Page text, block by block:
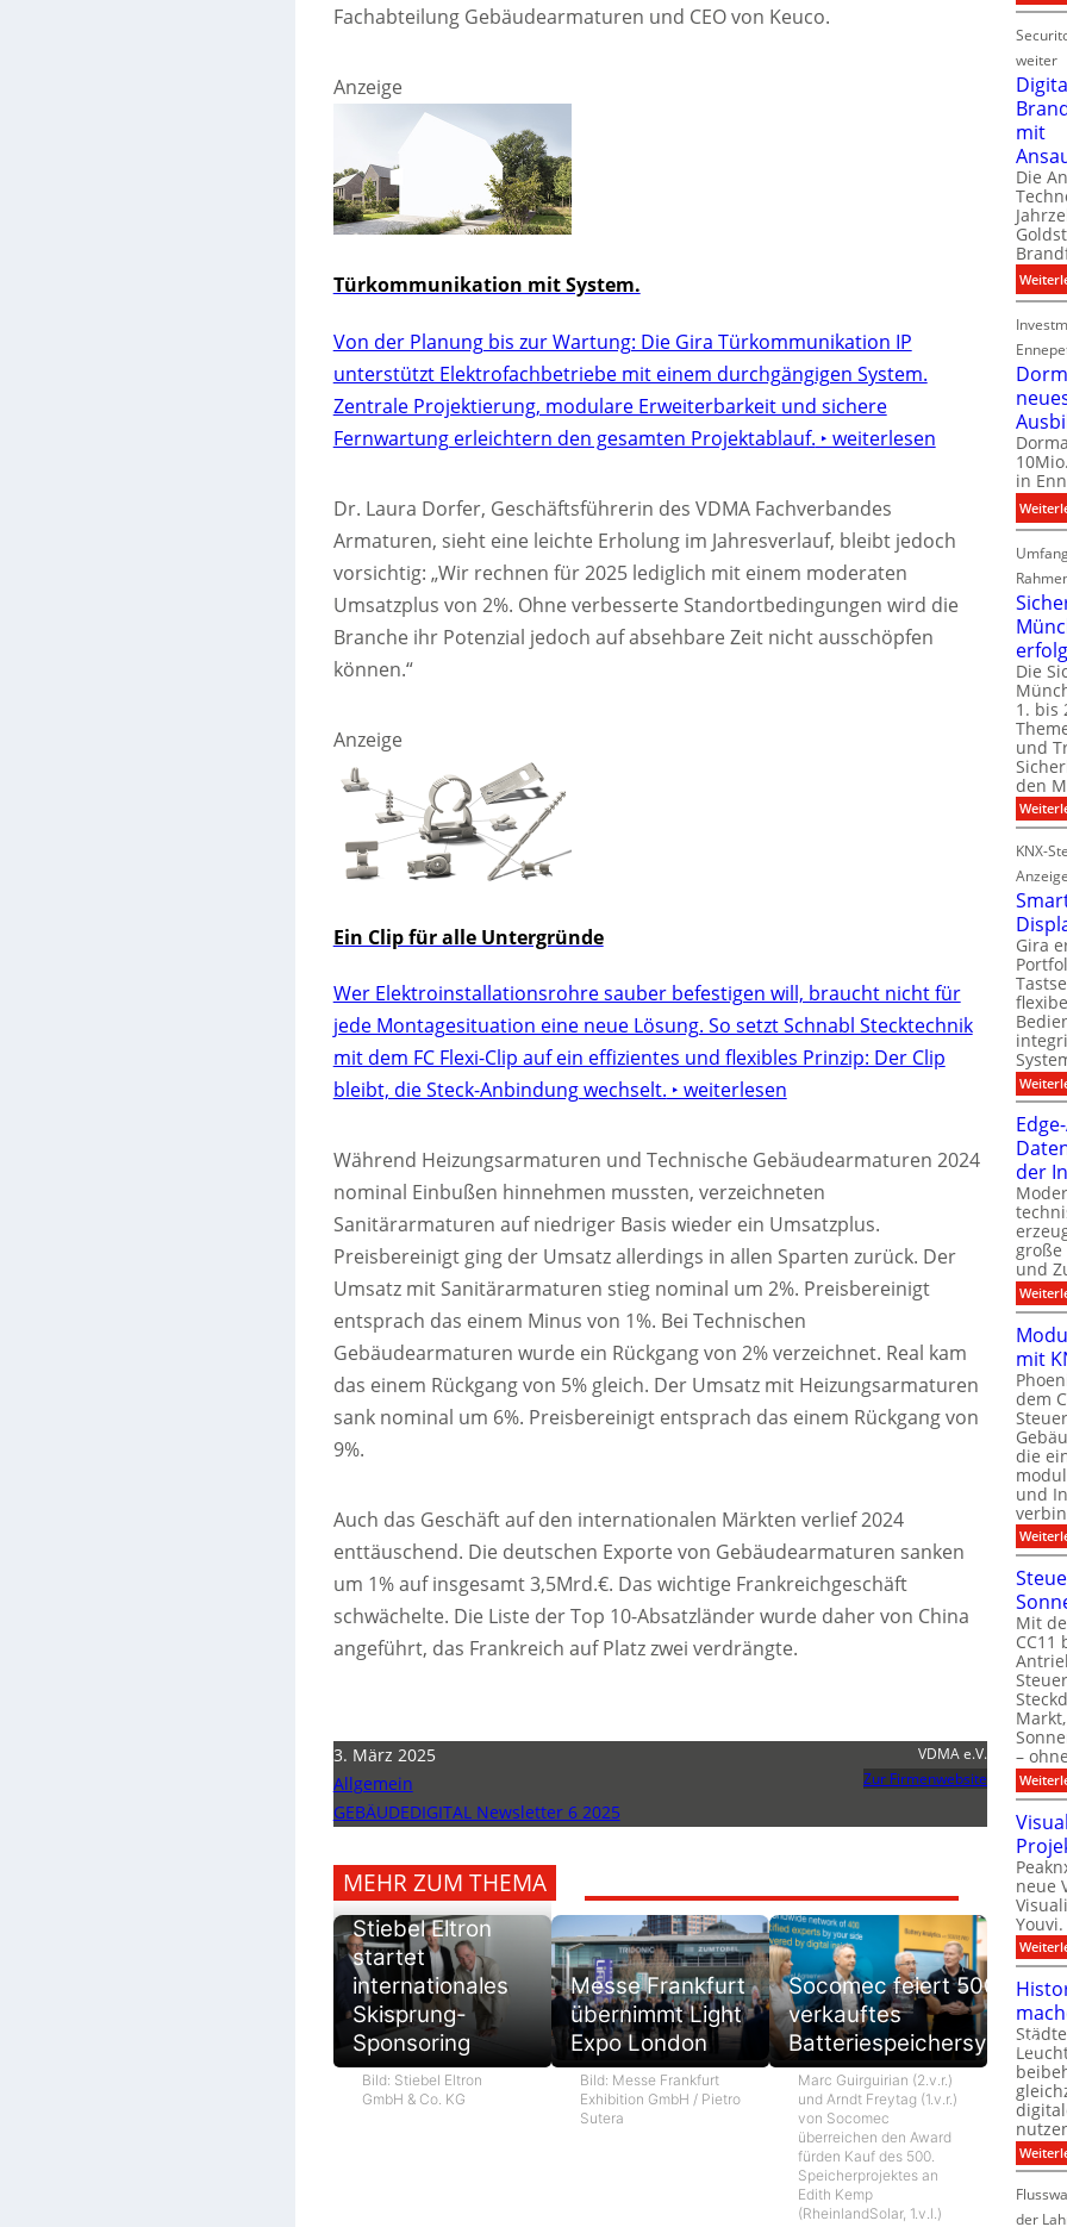
Fachabteilung Gebäudearmaturen und CEO von Keuco.
Anzeige
Türkommunikation mit System.
Von der Planung bis zur Wartung: Die Gira Türkommunikation IP
unterstützt Elektrofachbetriebe mit einem durchgängigen System.
Zentrale Projektierung, modulare Erweiterbarkeit und sichere
Fernwartung erleichtern den gesamten Projektablauf. ‣ weiterlesen
Dr. Laura Dorfer, Geschäftsführerin des VDMA Fachverbandes
Armaturen, sieht eine leichte Erholung im Jahresverlauf, bleibt jedoch
vorsichtig: „Wir rechnen für 2025 lediglich mit einem moderaten
Umsatzplus von 2%. Ohne verbesserte Standortbedingungen wird die
Branche ihr Potenzial jedoch auf absehbare Zeit nicht ausschöpfen
können.“
Anzeige
Ein Clip für alle Untergründe
Wer Elektroinstallationsrohre sauber befestigen will, braucht nicht für
jede Montagesituation eine neue Lösung. So setzt Schnabl Stecktechnik
mit dem FC Flexi-Clip auf ein effizientes und flexibles Prinzip: Der Clip
bleibt, die Steck-Anbindung wechselt. ‣ weiterlesen
Während Heizungsarmaturen und Technische Gebäudearmaturen 2024
nominal Einbußen hinnehmen mussten, verzeichneten
Sanitärarmaturen auf niedriger Basis wieder ein Umsatzplus.
Preisbereinigt ging der Umsatz allerdings in allen Sparten zurück. Der
Umsatz mit Sanitärarmaturen stieg nominal um 2%. Preisbereinigt
entsprach das einem Minus von 1%. Bei Technischen
Gebäudearmaturen wurde ein Rückgang von 2% verzeichnet. Real kam
das einem Rückgang von 5% gleich. Der Umsatz mit Heizungsarmaturen
sank nominal um 6%. Preisbereinigt entsprach das einem Rückgang von
9%.
Auch das Geschäft auf den internationalen Märkten verlief 2024
enttäuschend. Die deutschen Exporte von Gebäudearmaturen sanken
um 1% auf insgesamt 3,5Mrd.€. Das wichtige Frankreichgeschäft
schwächelte. Die Liste der Top 10-Absatzländer wurde daher von China
angeführt, das Frankreich auf Platz zwei verdrängte.
3. März 2025
Allgemein
GEBÄUDEDIGITAL Newsletter 6 2025
VDMA e.V.
Zur Firmenwebsite
MEHR ZUM THEMA
Stiebel Eltron
startet
internationales
Skisprung-
Sponsoring
Bild: Stiebel Eltron
GmbH & Co. KG
Messe Frankfurt
übernimmt Light
Expo London
Bild: Messe Frankfurt
Exhibition GmbH / Pietro
Sutera
Socomec feiert 500.
verkauftes
Batteriespeichersystem
Marc Guirguirian (2.v.r.)
und Arndt Freytag (1.v.r.)
von Socomec
überreichen den Award
fürden Kauf des 500.
Speicherprojektes an
Edith Kemp
(RheinlandSolar, 1.v.l.)
weiter
mit
Die
in
Die
1. bis
und
den
KNX-
Anzeige
Gira
der
große
und
mit
dem
die
und
Mit
CC11
–
neue
Youvi.
der